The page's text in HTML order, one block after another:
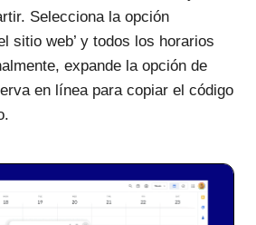
Selecciona la opción
sitio web’ y todos los horarios
expande la opción de
en línea para copiar el código